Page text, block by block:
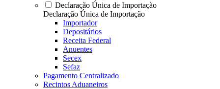
Declaração Única de Importação
Declaração Única de Importação
Importador
Depositários
Receita Federal
Anuentes
Secex
Sefaz
Pagamento Centralizado
Recintos Aduaneiros